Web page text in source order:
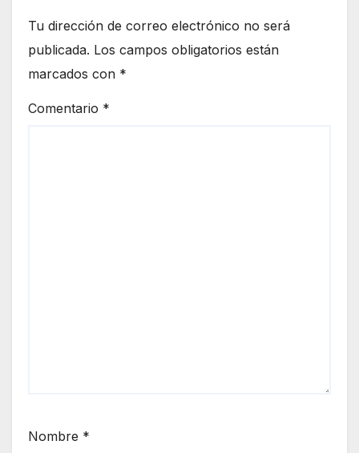
Tu dirección de correo electrónico no será
publicada. Los campos obligatorios están
marcados con *
Comentario *
Nombre *